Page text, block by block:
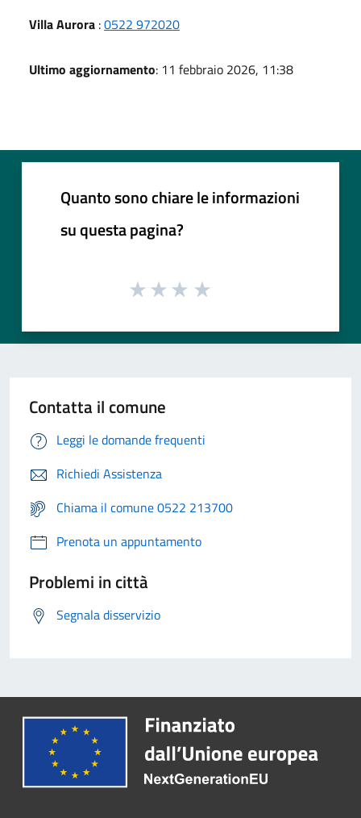
Villa Aurora :0522 972020
Ultimo aggiornamento: 11 febbraio 2026, 11:38
Quanto sono chiare le informazioni
su questa pagina?
Contatta il comune
Leggi le domande frequenti
Richiedi Assistenza
Chiama il comune 0522 213700
Prenota un appuntamento
Problemi in città
Segnala disservizio